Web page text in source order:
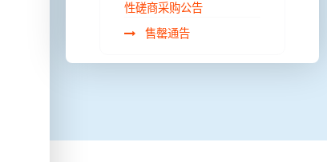
性磋商采购公告
售罄通告